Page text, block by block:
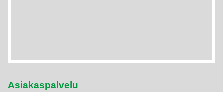
Asiakaspalvelu